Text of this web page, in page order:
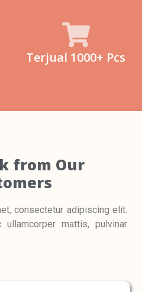
Terjual 1000+ Pcs
from Our
consectetur adipiscing elit.
mattis, pulvinar